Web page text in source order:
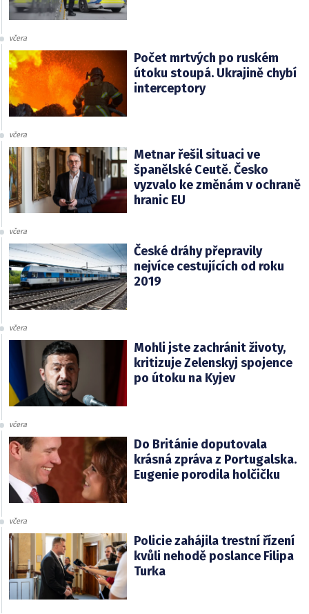
včera
Počet mrtvých po ruském
útoku stoupá. Ukrajině chybí
interceptory
včera
Metnar řešil situaci ve
španělské Ceutě. Česko
vyzvalo ke změnám v ochraně
hranic EU
včera
České dráhy přepravily
nejvíce cestujících od roku
2019
včera
Mohli jste zachránit životy,
kritizuje Zelenskyj spojence
po útoku na Kyjev
včera
Do Británie doputovala
krásná zpráva z Portugalska.
Eugenie porodila holčičku
včera
Policie zahájila trestní řízení
kvůli nehodě poslance Filipa
Turka